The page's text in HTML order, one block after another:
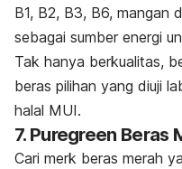
B1, B2, B3, B6, mangan
sebagai sumber energi
Tak hanya berkualitas,
beras pilihan yang diuji
halal MUI.
7. Puregreen Beras
Cari merk beras merah